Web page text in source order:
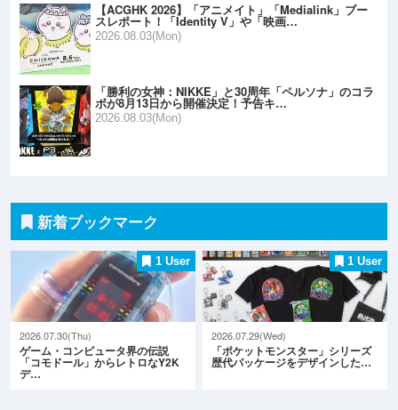
【ACGHK 2026】「アニメイト」「Medialink」ブー
スレポート！「Identity V」や「映画…
2026.08.03(Mon)
「勝利の女神：NIKKE」と30周年「ペルソナ」のコラ
ボが8月13日から開催決定！予告キ…
2026.08.03(Mon)
新着ブックマーク
1 User
2026.07.30(Thu)
ゲーム・コンピュータ界の伝説
「コモドール」からレトロなY2K
デ…
1 User
2026.07.29(Wed)
「ポケットモンスター」シリーズ
歴代パッケージをデザインした…